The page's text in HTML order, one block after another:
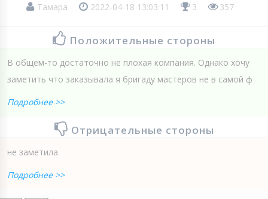
Тамара 2022-04-18 13:03:11 3 357
Положительные стороны
В общем-то достаточно не плохая компания. Однако хочу
заметить что заказывала я бригаду мастеров не в самой ф
Подробнее >>
Отрицательные стороны
не заметила
Подробнее >>